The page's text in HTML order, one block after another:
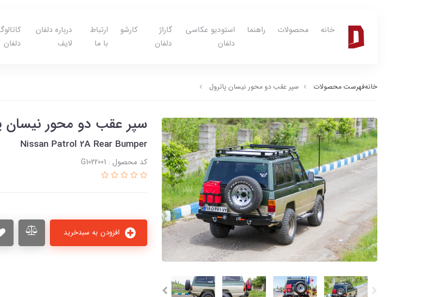
خانه محصولات راهنما
استودیو عکاسی
دلفان
گاراژ
دلفان
کارشو
ارتباط
با ما
درباره دلفان
لایف
دلفان
خانهفهرست محصولات سپر عقب دو محور نیسان پاترول
سپر عقب دو محور نیسان
Nissan Patrol 2A Rear Bumper
کد محصول : G1022001